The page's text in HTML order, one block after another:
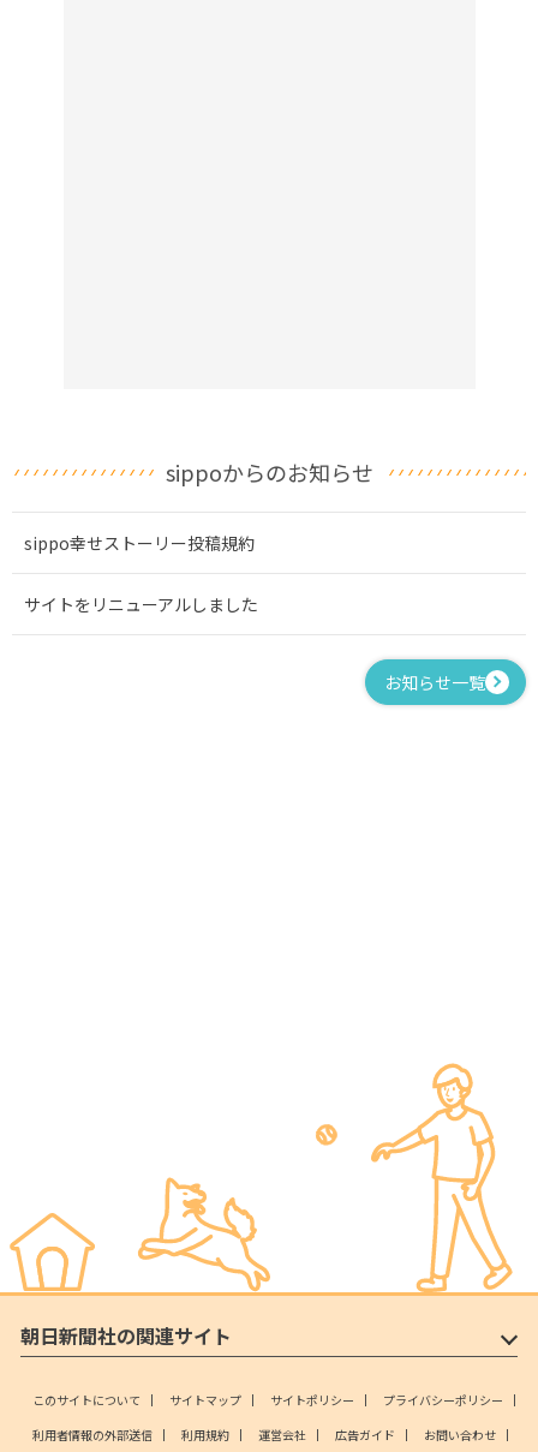
sippoからのお知らせ
sippo幸せストーリー投稿規約
サイトをリニューアルしました
お知らせ一覧
朝日新聞社の関連サイト
このサイトについて サイトマップ サイトポリシー
プライバシーポリシー
利用者情報の外部送信
利用規約 運営会社 広告ガイド お問い合わせ